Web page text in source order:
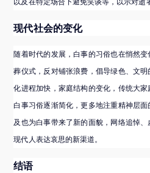
现代社会的变化
随着时代的发展，白事的习俗也在悄然
葬仪式，反对铺张浪费，倡导绿色、文
化进程加快，家庭结构的变化，传统大
白事习俗逐渐简化，更多地注重精神层
及也为白事带来了新的面貌，网络追悼
现代人表达哀思的新渠道。
结语